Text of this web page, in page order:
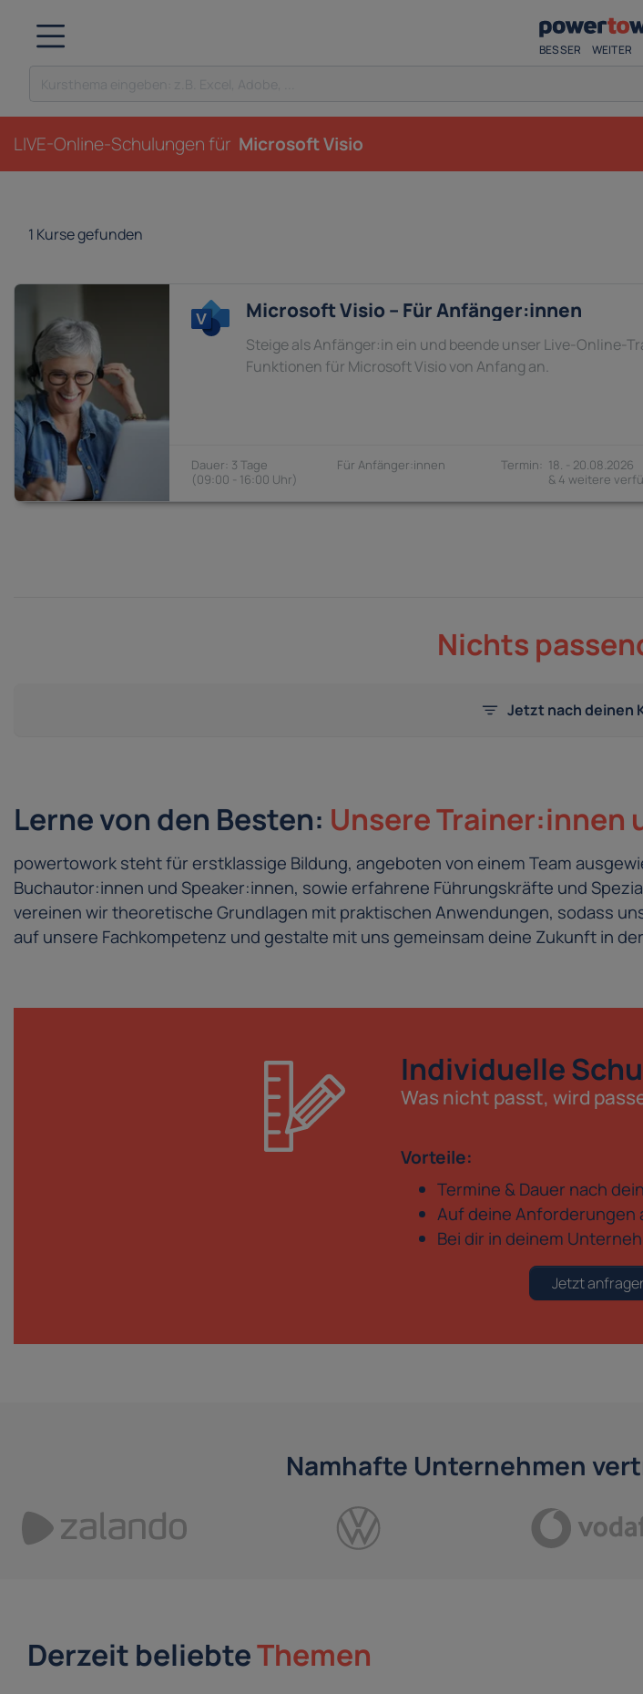
BESSER WEITER
LIVE-Online-Schulungen für Microsoft Visio
1 Kurse gefunden
Microsoft Visio – Für Anfänger:innen
Steige als Anfänger:in ein und beende unser Live-Online-
Funktionen für Microsoft Visio von Anfang an.
3 Tage
09:00 - 16:00
Anfänger:innen
18. - 20.08.2026
& 4 weitere
Nichts
Jetzt nach deinen
Lerne von den Besten: Unsere Trainer:innen
powertowork steht für erstklassige Bildung, angeboten von einem Team
Buchautor:innen und Speaker:innen, sowie erfahrene Führungskräfte und
vereinen wir theoretische Grundlagen mit praktischen Anwendungen, sodass
auf unsere Fachkompetenz und gestalte mit uns gemeinsam deine Zukunft in der
Individuelle
Was nicht passt, wird
Vorteile:
Termine & Dauer nach
Auf deine Anforderungen
Bei dir in deinem
Jetzt
Namhafte Unternehmen
Derzeit beliebteThemen